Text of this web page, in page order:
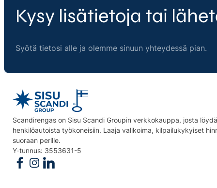
Kysy lisätietoja tai
Syötä tietosi alle ja olemme sinuun yhteydessä pian.
Scandirengas on Sisu Scandi Groupin verkkokauppa, josta
henkilöautoista työkoneisiin. Laaja valikoima, kilpailukykyiset
suoraan perille.
Y-tunnus: 3553631-5
Follow us on Facebook
Follow us on Instagram
Follow us on Linkedin